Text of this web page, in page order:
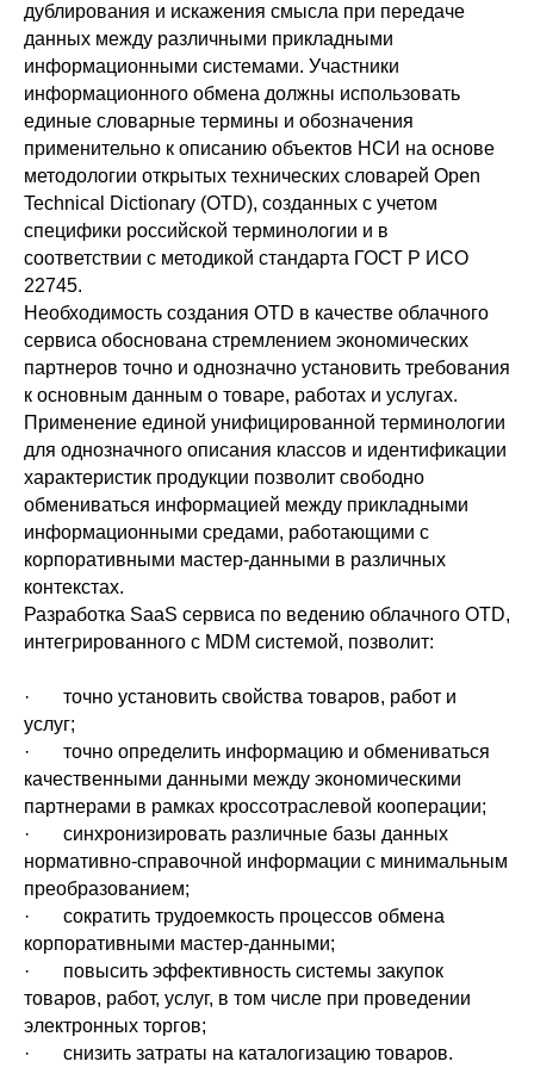
дублирования и искажения смысла при передаче
данных между различными прикладными
информационными системами. Участники
информационного обмена должны использовать
единые словарные термины и обозначения
применительно к описанию объектов НСИ на основе
методологии открытых технических словарей Open
Technical Dictionary (OTD), созданных с учетом
специфики российской терминологии и в
соответствии с методикой стандарта ГОСТ Р ИСО
22745.
Необходимость создания OTD в качестве облачного
сервиса обоснована стремлением экономических
партнеров точно и однозначно установить требования
к основным данным о товаре, работах и услугах.
Применение единой унифицированной терминологии
для однозначного описания классов и идентификации
характеристик продукции позволит свободно
обмениваться информацией между прикладными
информационными средами, работающими с
корпоративными мастер-данными в различных
контекстах.
Разработка SaaS сервиса по ведению облачного OTD,
интегрированного с MDM системой, позволит:
· точно установить свойства товаров, работ и
услуг;
· точно определить информацию и обмениваться
качественными данными между экономическими
партнерами в рамках кроссотраслевой кооперации;
· синхронизировать различные базы данных
нормативно-справочной информации с минимальным
преобразованием;
· сократить трудоемкость процессов обмена
корпоративными мастер-данными;
· повысить эффективность системы закупок
товаров, работ, услуг, в том числе при проведении
электронных торгов;
· снизить затраты на каталогизацию товаров.